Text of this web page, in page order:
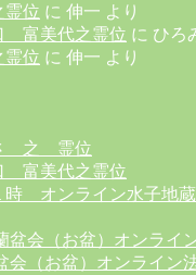
位 に 伸一 より
富美代之霊位 に ひろ
位 に 伸一 より
之 霊位
富美代之霊位
時 オンライン水子地
盆会（お盆）オンライ
会（お盆）オンライン